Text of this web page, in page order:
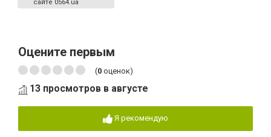
сайте 0564.ua
Оцените первым
(0 оценок)
13 просмотров в августе
Я рекомендую